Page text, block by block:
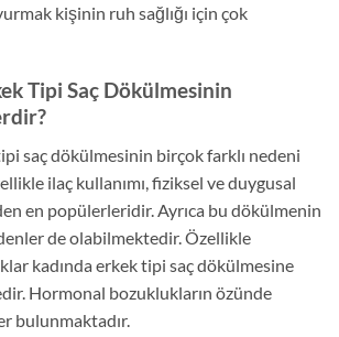
kişinin ruh sağlığı için çok
Tipi Saç Dökülmesinin
saç dökülmesinin birçok farklı nedeni
ilaç kullanımı, fiziksel ve duygusal
en popülerleridir. Ayrıca bu dökülmenin
de olabilmektedir. Özellikle
kadında erkek tipi saç dökülmesine
Hormonal bozuklukların özünde
bulunmaktadır.